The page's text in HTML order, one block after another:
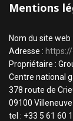
Mentions
Nom du site
Adresse :
Propriétaire :
Centre national
378 route de
09100
tel : +33 5 61 60